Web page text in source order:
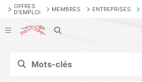
OFFRES
D'EMPLOI
MEMBRES ENTREPRISES
Recherche